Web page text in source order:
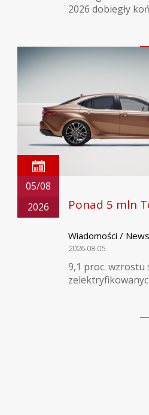
2026 dobiegły
05/08
2026
Ponad 5 mln
Wiadomości / News
2026.08.05
9,1 proc. wzrostu